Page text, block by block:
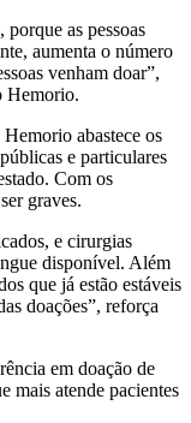
porque as pessoas
aumenta o número
venham doar”,
Hemorio.
abastece os
e particulares
Com os
graves.
e cirurgias
disponível. Além
que já estão estáveis
doações”, reforça
em doação de
mais atende pacientes